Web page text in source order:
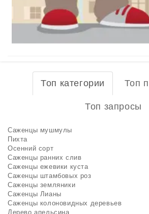
Топ категории Топ
Топ запросы
Саженцы мушмулы
Пихта
Осенний сорт
Саженцы ранних слив
Саженцы ежевики куста
Саженцы штамбовых роз
Саженцы земляники
Саженцы Лианы
Саженцы колоновидных деревьев
Дерево апельсина